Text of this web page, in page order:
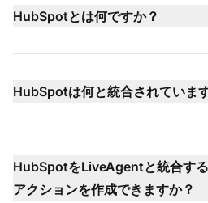
HubSpotとは何ですか？
HubSpotは何と統合されていま
HubSpotをLiveAgentと統合す
アクションを作成できますか？